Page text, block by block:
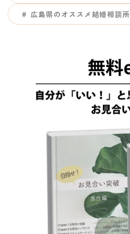
広島県のオススメ結婚相談所